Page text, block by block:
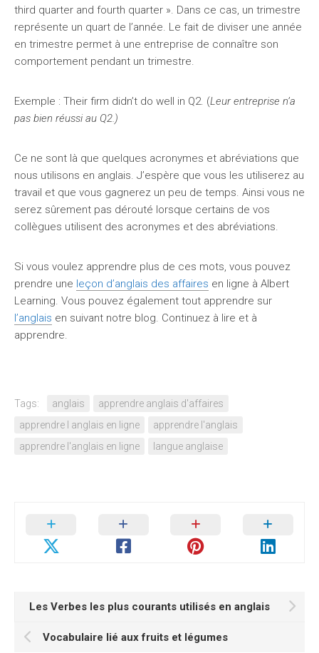
third quarter and fourth quarter ». Dans ce cas, un trimestre
représente un quart de l’année. Le fait de diviser une année
en trimestre permet à une entreprise de connaître son
comportement pendant un trimestre.
Exemple : Their firm didn’t do well in Q2. (Leur entreprise n’a
pas bien réussi au Q2.)
Ce ne sont là que quelques acronymes et abréviations que
nous utilisons en anglais. J’espère que vous les utiliserez au
travail et que vous gagnerez un peu de temps. Ainsi vous ne
serez sûrement pas dérouté lorsque certains de vos
collègues utilisent des acronymes et des abréviations.
Si vous voulez apprendre plus de ces mots, vous pouvez
prendre une leçon d’anglais des affaires en ligne à Albert
Learning. Vous pouvez également tout apprendre sur
l’anglais en suivant notre blog. Continuez à lire et à
apprendre.
Tags: anglais
apprendre anglais d'affaires
apprendre l anglais en ligne
apprendre l'anglais
apprendre l'anglais en ligne
langue anglaise
Les Verbes les plus courants utilisés en anglais
Vocabulaire lié aux fruits et légumes